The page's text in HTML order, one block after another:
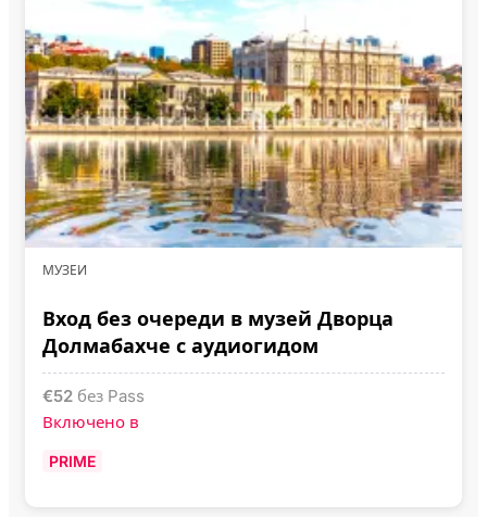
МУЗЕИ
Вход без очереди в музей Дворца
Долмабахче с аудиогидом
€52 без Pass
Включено в
PRIME